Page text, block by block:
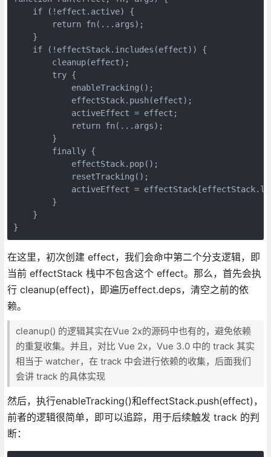
    if (!effect.active) {
        return fn(...args);
    }
    if (!effectStack.includes(effect)) {
        cleanup(effect);
        try {
            enableTracking();
            effectStack.push(effect);
            activeEffect = effect;
            return fn(...args);
        }
        finally {
            effectStack.pop();
            resetTracking();
activeEffect =
        }
    }
}
在这里，初次创建 effect，我们会命中第二个分支逻辑，即
当前 effectStack 栈中不包含这个 effect。那么，首先会执
行 cleanup(effect)，即遍历effect.deps，清空之前的依
赖。
cleanup() 的逻辑其实在Vue 2x的源码中也有的，避免依赖
的重复收集。并且，对比 Vue 2x，Vue 3.0 中的 track 其实
相当于 watcher，在 track 中会进行依赖的收集，后面我们
会讲 track 的具体实现
然后，执行enableTracking()和effectStack.push(effect)，
前者的逻辑很简单，即可以追踪，用于后续触发 track 的判
断：